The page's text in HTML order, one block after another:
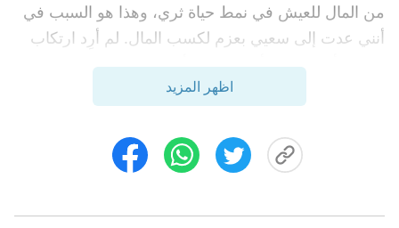
من المال للعيش في نمط حياة ثري، وهذا هو السبب في
أنني عدت إلى سعيي بعزم لكسب المال. لم أرِد ارتكاب
نفس الأخطاء مرة أخرى. كنت أرغب في خيانة هذه
المفاهيم والآراء الشيطانية، والسعي وفقًا لكلام الله،
قدمت هذه الصلاة إلى الله: "يا الله، شكرًا لك على
مساندتي وإحضاري إلى بيتك. ومع ذلك، فقد كنت عمياء
في التخلي عنه، ولقد عرفت الحق ولم أسع له بعد. يا
اظهر المزيد